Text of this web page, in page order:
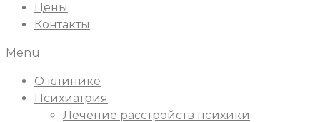
Цены
Контакты
Menu
О клинике
Психиатрия
Лечение расстройств психики